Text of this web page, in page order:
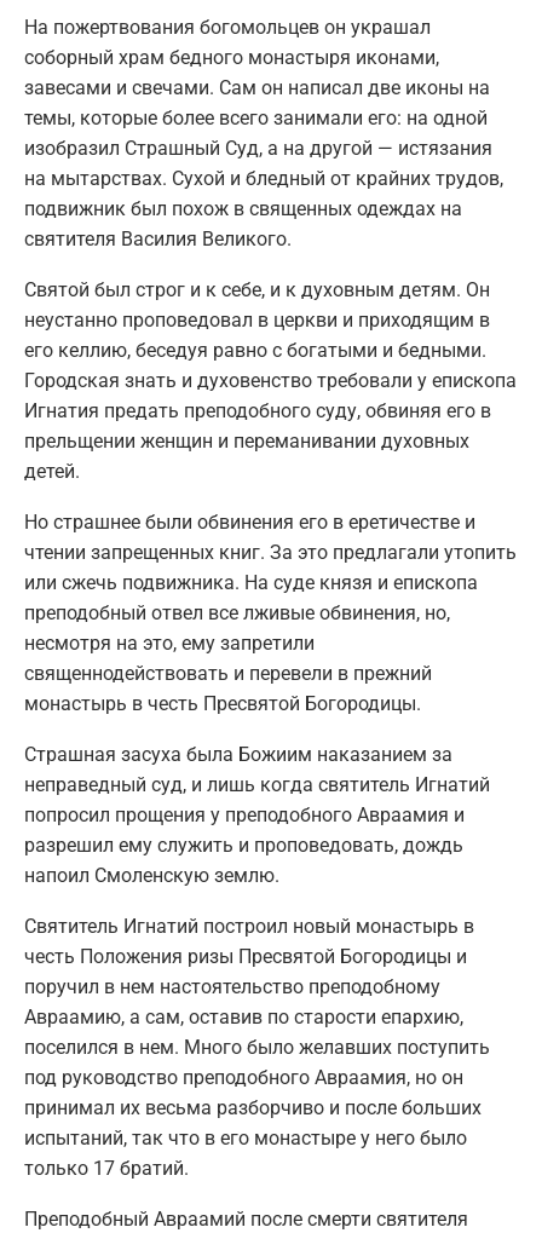
На пожертвования богомольцев он украшал
соборный храм бедного монастыря иконами,
завесами и свечами. Сам он написал две иконы на
темы, которые более всего занимали его: на одной
изобразил Страшный Суд, а на другой — истязания
на мытарствах. Сухой и бледный от крайних трудов,
подвижник был похож в священных одеждах на
святителя Василия Великого.
Святой был строг и к себе, и к духовным детям. Он
неустанно проповедовал в церкви и приходящим в
его келлию, беседуя равно с богатыми и бедными.
Городская знать и духовенство требовали у епископа
Игнатия предать преподобного суду, обвиняя его в
прельщении женщин и переманивании духовных
детей.
Но страшнее были обвинения его в еретичестве и
чтении запрещенных книг. За это предлагали утопить
или сжечь подвижника. На суде князя и епископа
преподобный отвел все лживые обвинения, но,
несмотря на это, ему запретили
священнодействовать и перевели в прежний
монастырь в честь Пресвятой Богородицы.
Страшная засуха была Божиим наказанием за
неправедный суд, и лишь когда святитель Игнатий
попросил прощения у преподобного Авраамия и
разрешил ему служить и проповедовать, дождь
напоил Смоленскую землю.
Святитель Игнатий построил новый монастырь в
честь Положения ризы Пресвятой Богородицы и
поручил в нем настоятельство преподобному
Авраамию, а сам, оставив по старости епархию,
поселился в нем. Много было желавших поступить
под руководство преподобного Авраамия, но он
принимал их весьма разборчиво и после больших
испытаний, так что в его монастыре у него было
только 17 братий.
Преподобный Авраамий после смерти святителя